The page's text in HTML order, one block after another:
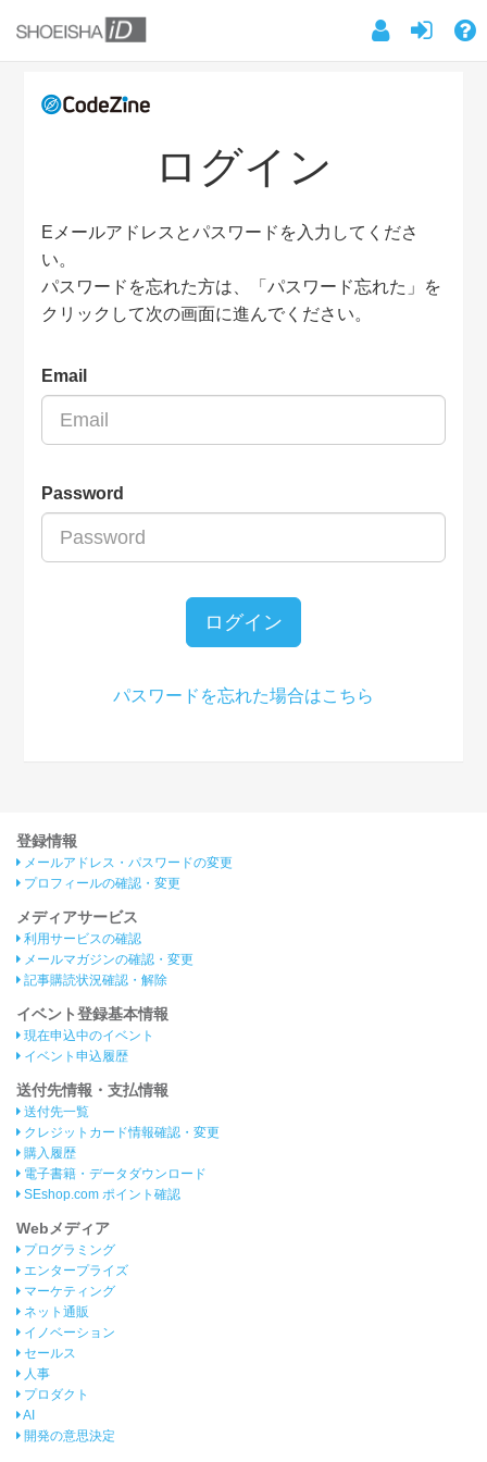
ログイン
Eメールアドレスとパスワードを入力してくださ
い。
パスワードを忘れた方は、「パスワード忘れた」を
クリックして次の画面に進んでください。
Email
Password
ログイン
パスワードを忘れた場合はこちら
登録情報
メールアドレス・パスワードの変更
プロフィールの確認・変更
メディアサービス
利用サービスの確認
メールマガジンの確認・変更
記事購読状況確認・解除
イベント登録基本情報
現在申込中のイベント
イベント申込履歴
送付先情報・支払情報
送付先一覧
クレジットカード情報確認・変更
購入履歴
電子書籍・データダウンロード
SEshop.com ポイント確認
Webメディア
プログラミング
エンタープライズ
マーケティング
ネット通販
イノベーション
セールス
人事
プロダクト
AI
開発の意思決定